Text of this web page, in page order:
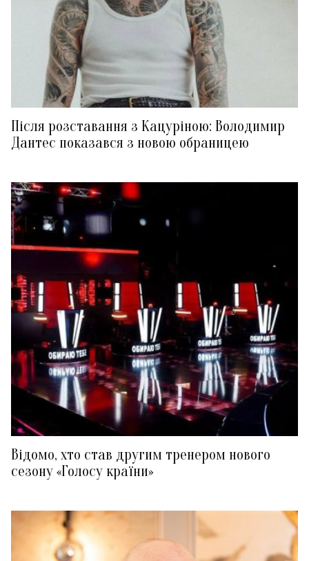
Після розставання з Кацуріною: Володимир
Дантес показався з новою обраницею
Відомо, хто став другим тренером нового
сезону «Голосу країни»